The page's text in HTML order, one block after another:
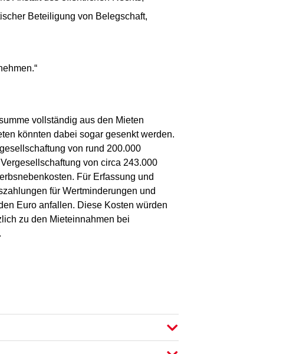
Beteiligung von Belegschaft,
vollständig aus den Mieten
könnten dabei sogar gesenkt werden.
von rund 200.000
von circa 243.000
Für Erfassung und
für Wertminderungen und
Euro anfallen. Diese Kosten würden
zu den Mieteinnahmen bei